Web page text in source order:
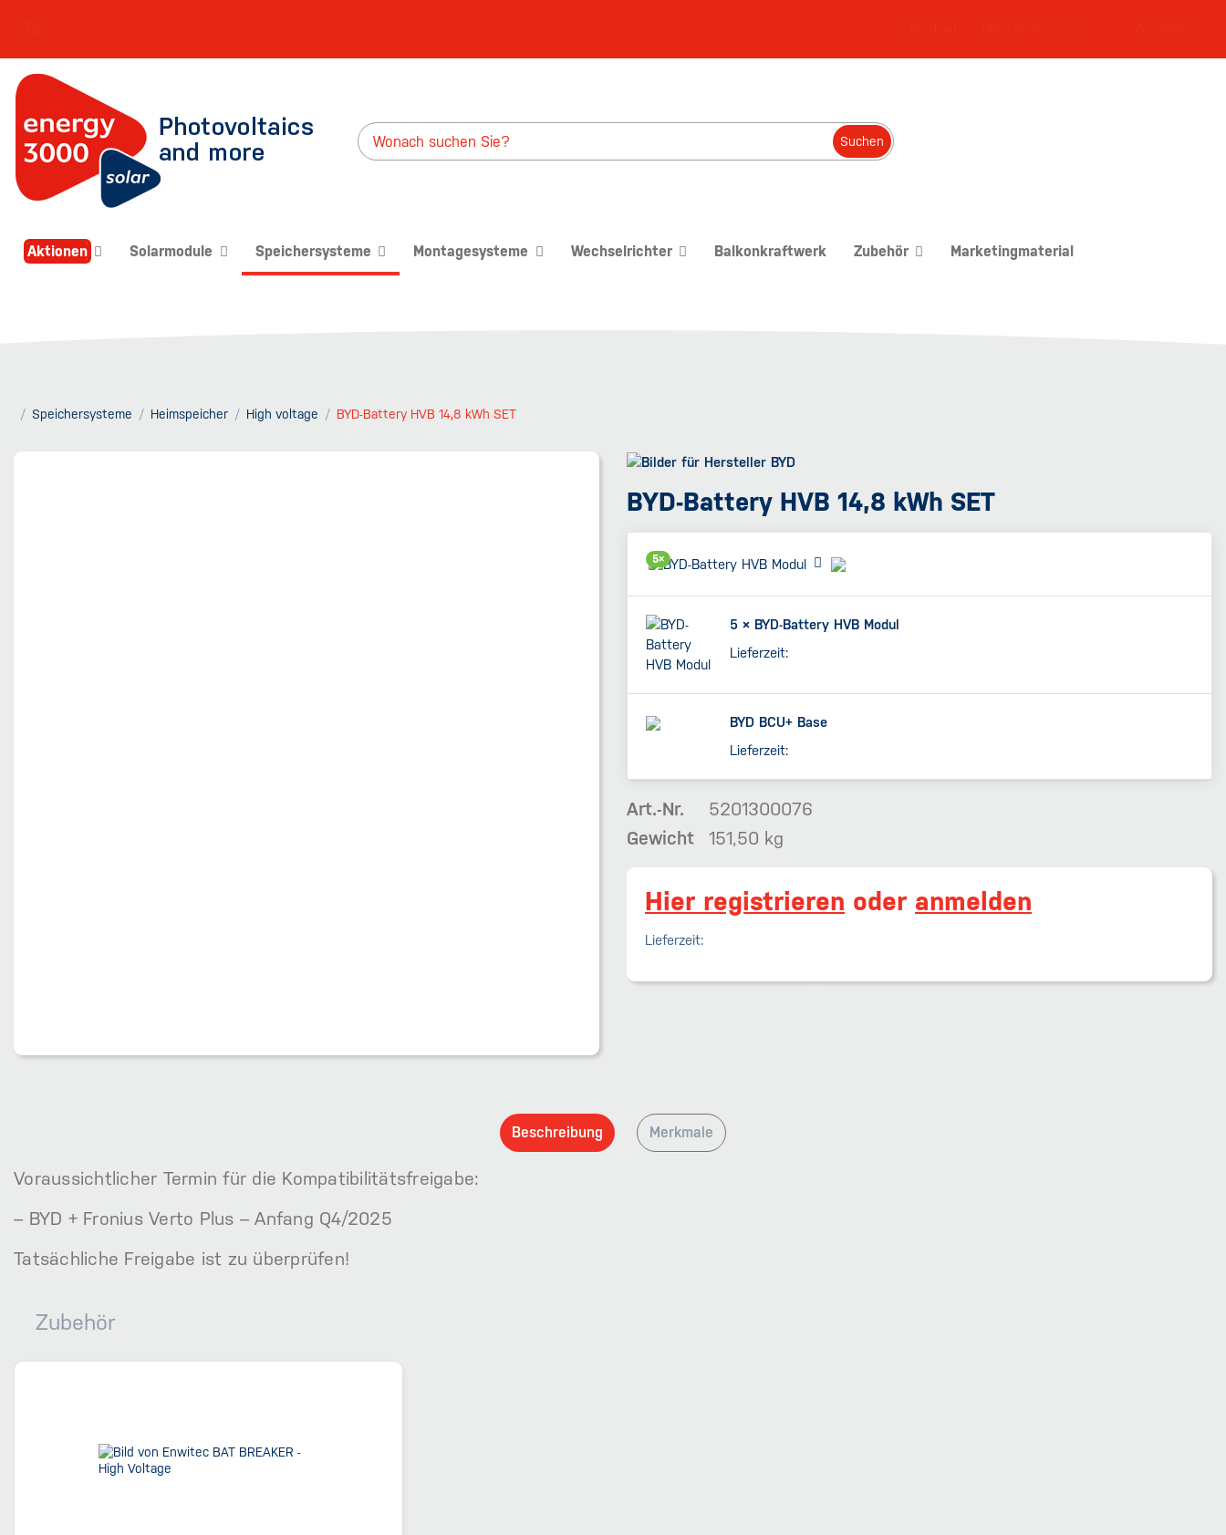
Suchen
Aktionen Solarmodule Speichersysteme Montagesysteme Wechselrichter Balkonkraftwerk Zubehör Marketingmaterial
Speichersysteme Heimspeicher High voltage BYD-Battery HVB 14,8 kWh SET
BYD-Battery HVB 14,8 kWh SET
5×
5 × BYD-Battery HVB Modul
Lieferzeit:
BYD BCU+ Base
Lieferzeit:
Art.-Nr.
5201300076
Gewicht
151,50 kg
Hier registrieren oder anmelden
Lieferzeit:
Beschreibung Merkmale
Voraussichtlicher Termin für die Kompatibilitätsfreigabe:
– BYD + Fronius Verto Plus – Anfang Q4/2025
Tatsächliche Freigabe ist zu überprüfen!
Zubehör